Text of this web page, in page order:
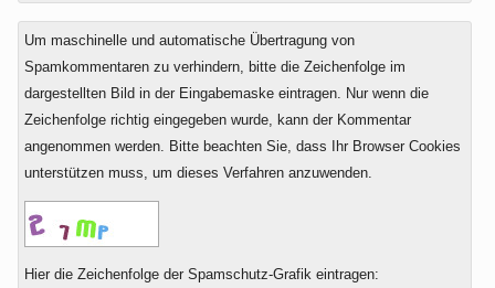
Um maschinelle und automatische Übertragung von
Spamkommentaren zu verhindern, bitte die Zeichenfolge im
dargestellten Bild in der Eingabemaske eintragen. Nur wenn die
Zeichenfolge richtig eingegeben wurde, kann der Kommentar
angenommen werden. Bitte beachten Sie, dass Ihr Browser Cookies
unterstützen muss, um dieses Verfahren anzuwenden.
Hier die Zeichenfolge der Spamschutz-Grafik eintragen: